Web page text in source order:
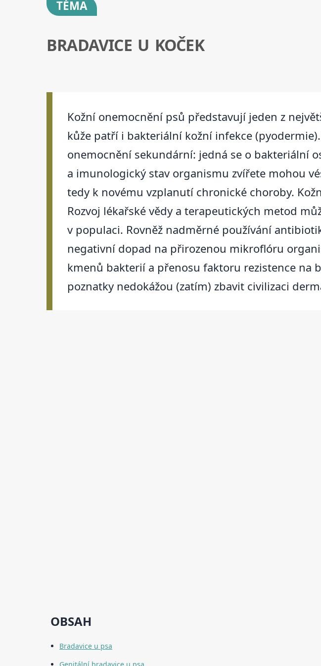
TÉMA
BRADAVICE U KOČEK
Kožní onemocnění psů představují jeden z
kůže patří i bakteriální kožní infekce
onemocnění sekundární: jedná se o bakteriální
a imunologický stav organismu zvířete mohou
tedy k novému vzplanutí chronické choroby.
Rozvoj lékařské vědy a terapeutických metod
v populaci. Rovněž nadměrné používání
negativní dopad na přirozenou mikroflóru
kmenů bakterií a přenosu faktoru rezistence na
poznatky nedokážou (zatím) zbavit civilizaci
OBSAH
Bradavice u psa